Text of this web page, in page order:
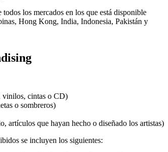
los mercados en los que está disponible
Hong Kong, India, Indonesia, Pakistán y
vinilos, cintas o CD)
o sombreros)
artículos que hayan hecho o diseñado los artistas)
se incluyen los siguientes: